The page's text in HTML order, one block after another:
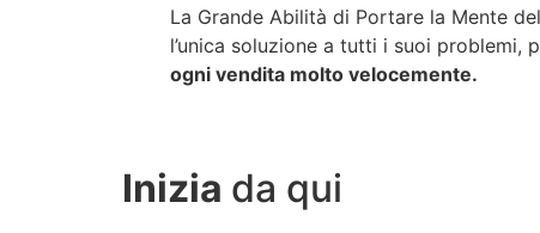
La Grande Abilità di Portare la Mente
l’unica soluzione a tutti i suoi problemi,
ogni vendita molto velocemente.
Inizia da qui